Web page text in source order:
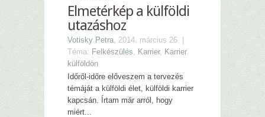
Elmetérkép a külföldi
utazáshoz
Votisky Petra, 2014. március 26. |
Téma: Felkészülés, Karrier, Karrier
külföldön
Időről-időre előveszem a tervezés
témáját a külföldi élet, külföldi karrier
kapcsán. Írtam már arról, hogy
miért...